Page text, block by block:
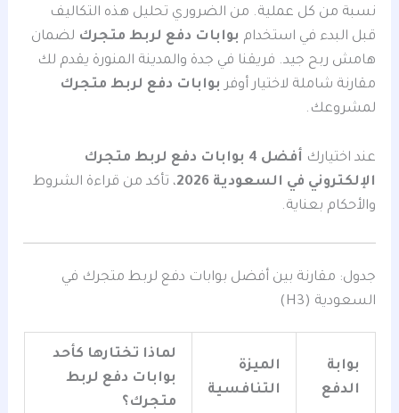
نسبة من كل عملية. من الضروري تحليل هذه التكاليف
قبل البدء في استخدام بوابات دفع لربط متجرك لضمان
هامش ربح جيد. فريقنا في جدة والمدينة المنورة يقدم لك
مقارنة شاملة لاختيار أوفر بوابات دفع لربط متجرك
لمشروعك.
عند اختيارك
أفضل 4 بوابات دفع لربط متجرك
الإلكتروني في السعودية 2026
، تأكد من قراءة الشروط
والأحكام بعناية.
جدول: مقارنة بين أفضل بوابات دفع لربط متجرك في
السعودية (H3)
بوابة
الدفع
الميزة
التنافسية
لماذا تختارها كأحد
بوابات دفع لربط
متجرك؟